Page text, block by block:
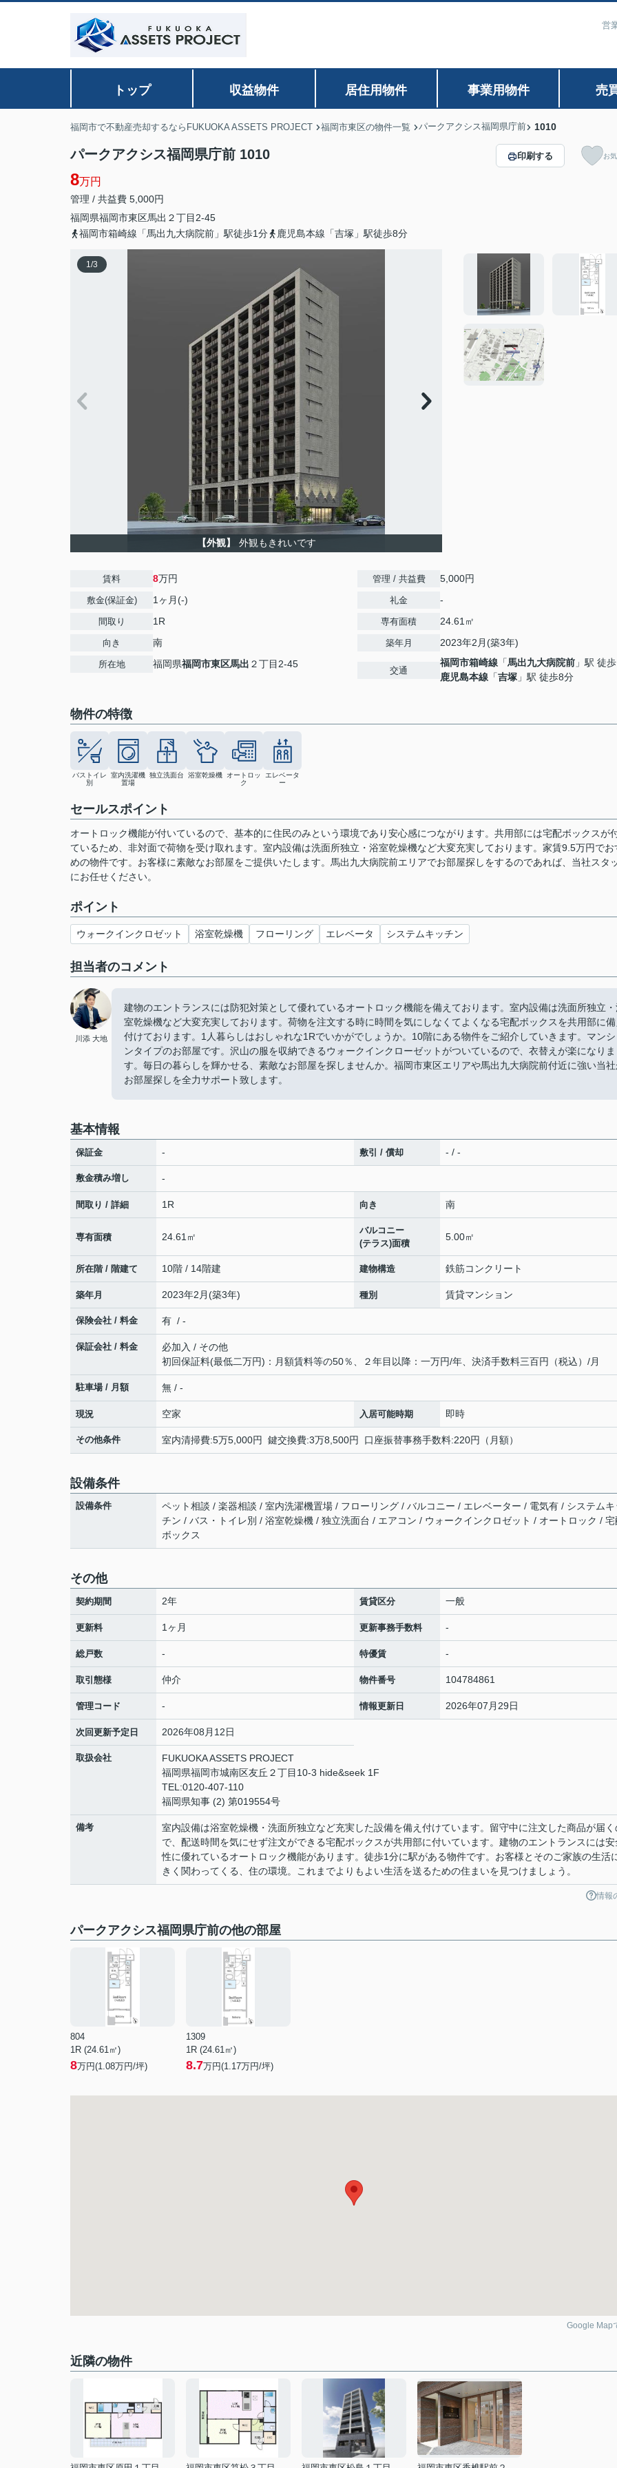
営
トップ 収益物件 居住用物件 事業用物件 売
福岡市で不動産売却するならFUKUOKA ASSETS PROJECT 福岡市東区の物件一覧 パークアクシス福岡県庁前 1010
パークアクシス福岡県庁前 1010
8万円
管理 / 共益費 5,000円
福岡県福岡市東区馬出 ２丁目2-45
福岡市箱崎線「馬出九大病院前」駅徒歩1分
鹿児島本線「吉塚」駅徒歩8分
印刷する お
1/3
【外観】 外観もきれいです
賃料 8万円
敷金(保証金) 1ヶ月(-)
間取り 1R
向き 南
所在地 福岡県福岡市東区馬出 ２丁目2-45
管理 / 共益費 5,000円
礼金 -
専有面積 24.61㎡
築年月 2023年2月(築3年)
交通
福岡市箱崎線 「馬出九大病院前 」駅 徒
鹿児島本線 「吉塚 」駅 徒歩8分
物件の特徴
バストイレ
別
室内洗濯機
置場
独立洗面台 浴室乾燥機
オートロッ
ク
エレベータ
ー
セールスポイント
オートロック機能が付いているので、基本的に住民のみという環境であり安心感につながります。共用部には宅配ボックスが
ているため、非対面で荷物を受け取れます。室内設備は洗面所独立・浴室乾燥機など大変充実しております。家賃9.5万円でお
めの物件です。お客様に素敵なお部屋をご提供いたします。馬出九大病院前エリアでお部屋探しをするのであれば、当社スタ
にお任せください。
ポイント
ウォークインクロゼット 浴室乾燥機 フローリング エレベータ システムキッチン
担当者のコメント
川添 大地
建物のエントランスには防犯対策として優れているオートロック機能を備えております。室内設備は洗面所独立
室乾燥機など大変充実しております。荷物を注文する時に時間を気にしなくてよくなる宅配ボックスを共用部に
付けております。1人暮らしはおしゃれな1Rでいかがでしょうか。10階にある物件をご紹介していきます。マン
ンタイプのお部屋です。沢山の服を収納できるウォークインクローゼットがついているので、衣替えが楽になりま
す。毎日の暮らしを輝かせる、素敵なお部屋を探しませんか。福岡市東区エリアや馬出九大病院前付近に強い当
お部屋探しを全力サポート致します。
基本情報
保証金 - 敷引 / 償却 - / -
敷金積み増し -
間取り / 詳細 1R 向き 南
専有面積 24.61㎡
バルコニー
(テラス)面積
5.00㎡
所在階 / 階建て 10階 / 14階建 建物構造 鉄筋コンクリート
築年月 2023年2月(築3年) 種別 賃貸マンション
保険会社 / 料金 有 / -
保証会社 / 料金
必加入 / その他
初回保証料(最低二万円)：月額賃料等の50％、２年目以降：一万円/年、決済手数料三百円（税込）/月
駐車場 / 月額 無 / -
現況 空家 入居可能時期 即時
その他条件 室内清掃費:5万5,000円 鍵交換費:3万8,500円 口座振替事務手数料:220円（月額）
設備条件
設備条件
ペット相談 / 楽器相談 / 室内洗濯機置場 / フローリング / バルコニー / エレベーター / 電気有 / システムキ
チン / バス・トイレ別 / 浴室乾燥機 / 独立洗面台 / エアコン / ウォークインクロゼット / オートロック / 宅
ボックス
その他
契約期間 2年 賃貸区分 一般
更新料 1ヶ月 更新事務手数料 -
総戸数 - 特優賃 -
取引態様 仲介 物件番号 104784861
管理コード - 情報更新日 2026年07月29日
次回更新予定日 2026年08月12日
取扱会社
FUKUOKA ASSETS PROJECT
福岡県福岡市城南区友丘２丁目10-3 hide&seek 1F
TEL:0120-407-110
福岡県知事 (2) 第019554号
備考
室内設備は浴室乾燥機・洗面所独立など充実した設備を備え付けています。留守中に注文した商品が届く
で、配送時間を気にせず注文ができる宅配ボックスが共用部に付いています。建物のエントランスには安
性に優れているオートロック機能があります。徒歩1分に駅がある物件です。お客様とそのご家族の生活
きく関わってくる、住の環境。これまでよりもよい生活を送るための住まいを見つけましょう。
情報
パークアクシス福岡県庁前の他の部屋
804
1R (24.61㎡)
8万円(1.08万円/坪)
1309
1R (24.61㎡)
8.7万円(1.17万円/坪)
Google Map
近隣の物件